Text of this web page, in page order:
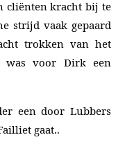
cliënten kracht bij te
strijd vaak gepaard
trokken van het
was voor Dirk een
een door Lubbers
gaat..